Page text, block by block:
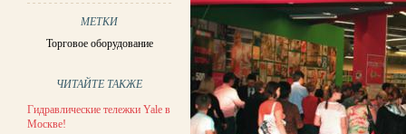
МЕТКИ
Торговое оборудование
ЧИТАЙТЕ ТАКЖЕ
Гидравлические тележки Yale в
Москве!